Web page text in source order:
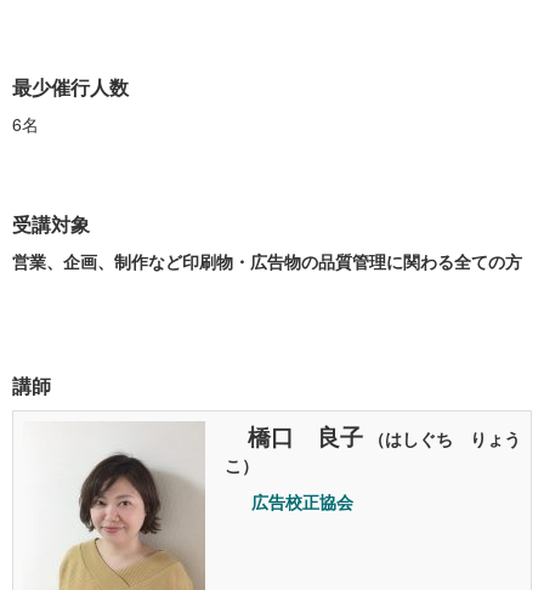
最少催行人数
6名
受講対象
営業、企画、制作など印刷物・広告物の品質管理に関わる全ての方
講師
橋口 良子 （はしぐち りょう
こ）
広告校正協会